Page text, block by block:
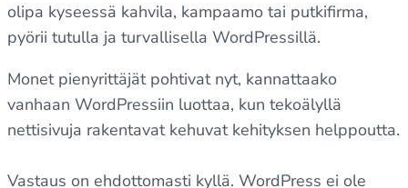
olipa kyseessä kahvila, kampaamo tai putkifirma,
pyörii tutulla ja turvallisella WordPressillä.
Monet pienyrittäjät pohtivat nyt, kannattaako
vanhaan WordPressiin luottaa, kun tekoälyllä
nettisivuja rakentavat kehuvat kehityksen helppoutta.
Vastaus on ehdottomasti kyllä. WordPress ei ole